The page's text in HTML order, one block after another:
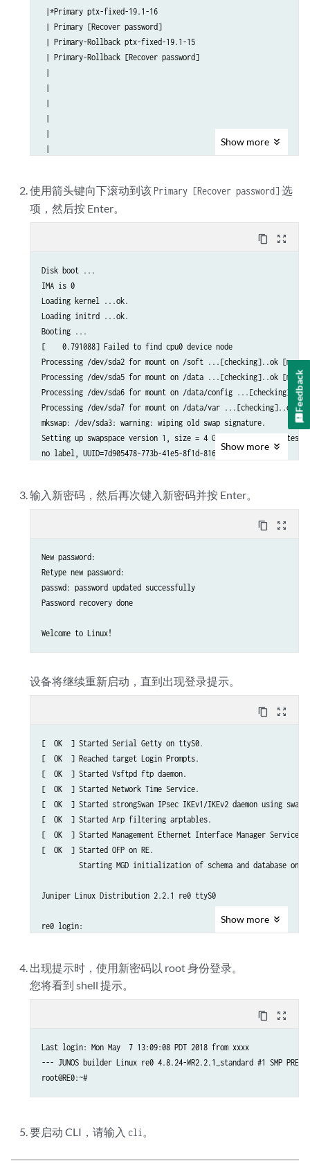
|*Primary ptx-fixed-19.1-16
| Primary [Recover password]
| Primary-Rollback ptx-fixed-19.1-15
| Primary-Rollback [Recover password]
|
|
|
|
|
|
Use the ^ and v keys to select which entry is
Press enter to boot the selected OS, `e' to edit
Show more
使用箭头键向下滚动到该Primary [Recover password] 选
项，然后按 Enter。
content_copy zoom_out_map
Disk boot ...
IMA is 0
Loading kernel ...ok.
Loading initrd ...ok.
Booting ...
[    0.791088] Failed to find cpu0 device node
Processing /dev/sda2 for mount on /soft ...[checking]..ok
Processing /dev/sda5 for mount on /data ...[checking]..ok
Processing /dev/sda6 for mount on /data/config ...[checking]..ok
Processing /dev/sda7 for mount on /data/var ...[checking]..ok
mkswap: /dev/sda3: warning: wiping old swap signature.
Setting up swapspace version 1, size = 4 GiB (4294963200 bytes)
no label, UUID=7d905478-773b-41e5-8f1d-8166ec03f93a
Mounting version junos-linux-install-ptx-x86-64-
modprobe: FATAL: Module jnx_cbd_fpga_ptx21k not found in
done
Show more
输入新密码，然后再次键入新密码并按 Enter。
content_copy zoom_out_map
New password:
Retype new password:
passwd: password updated successfully
Password recovery done
Welcome to Linux!
设备将继续重新启动，直到出现登录提示。
content_copy zoom_out_map
[  OK  ] Started Serial Getty on ttyS0.
[  OK  ] Reached target Login Prompts.
[  OK  ] Started Vsftpd ftp daemon.
[  OK  ] Started Network Time Service.
[  OK  ] Started strongSwan IPsec IKEv1/IKEv2 daemon using
[  OK  ] Started Arp filtering arptables.
[  OK  ] Started Management Ethernet Interface Manager Service.
[  OK  ] Started OFP on RE.
Starting MGD initialization of schema and database on
Juniper Linux Distribution 2.2.1 re0 ttyS0
re0 login:
Show more
出现提示时，使用新密码以 root 身份登录。
您将看到 shell 提示。
content_copy zoom_out_map
Last login: Mon May  7 13:09:08 PDT 2018 from xxxx
--- JUNOS builder Linux re0 4.8.24-WR2.2.1_standard #1 SMP
root@RE0:~#
要启动 CLI，请输入 cli 。
Feedback